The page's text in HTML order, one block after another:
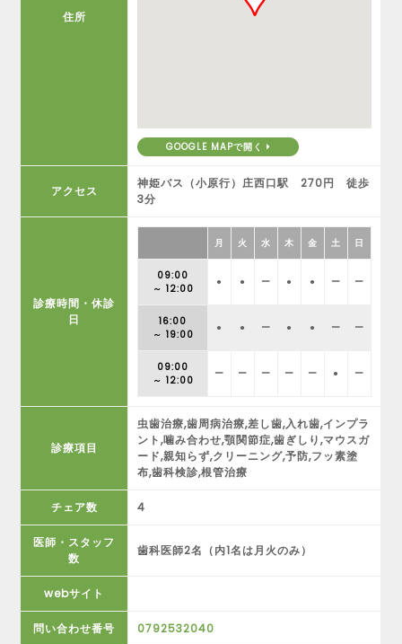
住所
GOOGLE MAPで開く
アクセス
神姫バス（小原行）庄西口駅 270円 徒歩
3分
診療時間・休診
日
月 火 水 木 金 土 日
09:00
～ 12:00
● ● ー ● ● ー ー
16:00
～ 19:00
● ● ー ● ● ー ー
09:00
～ 12:00
ー ー ー ー ー ● ー
診療項目
虫歯治療,歯周病治療,差し歯,入れ歯,インプラ
ント,噛み合わせ,顎関節症,歯ぎしり,マウスガ
ード,親知らず,クリーニング,予防,フッ素塗
布,歯科検診,根管治療
チェア数 4
医師・スタッフ
数
歯科医師2名（内1名は月火のみ）
webサイト
問い合わせ番号 0792532040